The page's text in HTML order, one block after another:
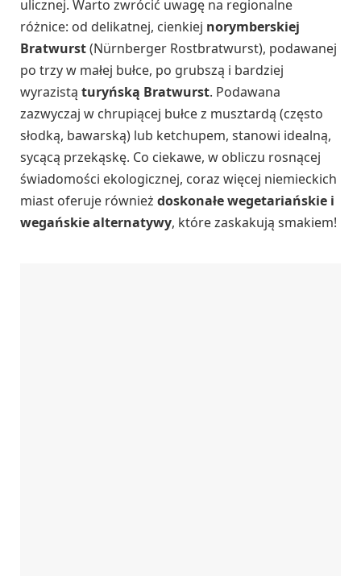
ulicznej. Warto zwrócić uwagę na regionalne
różnice: od delikatnej, cienkiej norymberskiej
Bratwurst(Nürnberger Rostbratwurst), podawanej
po trzy w małej bułce, po grubszą i bardziej
wyrazistą turyńską Bratwurst. Podawana
zazwyczaj w chrupiącej bułce z musztardą (często
słodką, bawarską) lub ketchupem, stanowi idealną,
sycącą przekąskę. Co ciekawe, w obliczu rosnącej
świadomości ekologicznej, coraz więcej niemieckich
miast oferuje również doskonałe wegetariańskie i
wegańskie alternatywy, które zaskakują smakiem!